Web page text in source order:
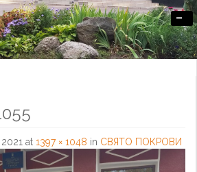
сайт Озерненського ліцею
-
at 1397 × 1048 in СВЯТО ПОКРОВИ